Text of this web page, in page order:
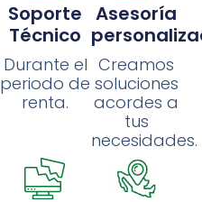
Soporte
Técnico
Durante el
periodo de
renta.
Asesoría
Creamos
soluciones
acordes a
tus
necesidades.